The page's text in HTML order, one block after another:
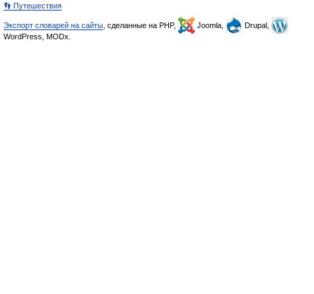
👣 Путешествия
Экспорт словарей на сайты , сделанные на PHP, Joomla,
Drupal,
WordPress, MODx.